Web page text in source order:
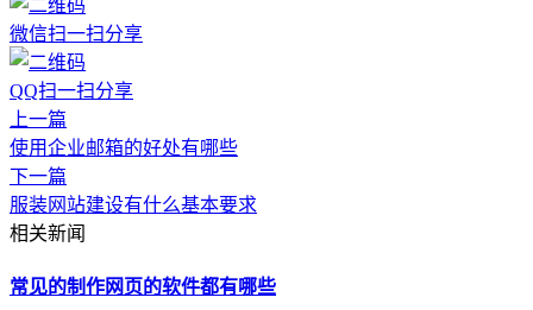
微信扫一扫分享
QQ扫一扫分享
上一篇
使用企业邮箱的好处有哪些
下一篇
服装网站建设有什么基本要求
相关新闻
常见的制作网页的软件都有哪些